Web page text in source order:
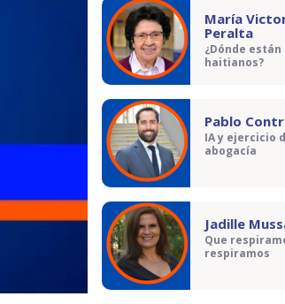
María
Peralta
¿Dónde
haitianos?
Pablo
IA y ejercicio
abogacía
Jadille
Que
respiramos